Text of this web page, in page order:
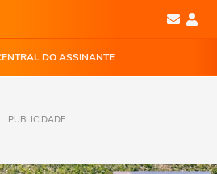
DO ASSINANTE
PUBLICIDADE